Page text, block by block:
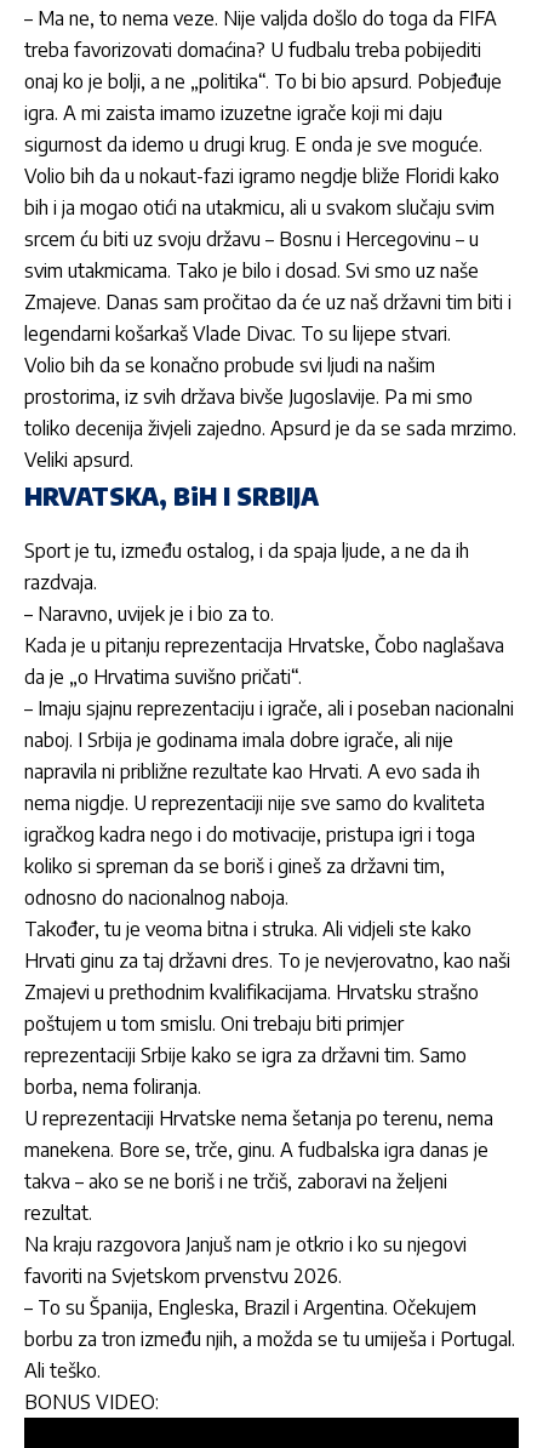
– Ma ne, to nema veze. Nije valjda došlo do toga da FIFA
treba favorizovati domaćina? U fudbalu treba pobijediti
onaj ko je bolji, a ne „politika“. To bi bio apsurd. Pobjeđuje
igra. A mi zaista imamo izuzetne igrače koji mi daju
sigurnost da idemo u drugi krug. E onda je sve moguće.
Volio bih da u nokaut-fazi igramo negdje bliže Floridi kako
bih i ja mogao otići na utakmicu, ali u svakom slučaju svim
srcem ću biti uz svoju državu – Bosnu i Hercegovinu – u
svim utakmicama. Tako je bilo i dosad. Svi smo uz naše
Zmajeve. Danas sam pročitao da će uz naš državni tim biti i
legendarni košarkaš Vlade Divac. To su lijepe stvari.
Volio bih da se konačno probude svi ljudi na našim
prostorima, iz svih država bivše Jugoslavije. Pa mi smo
toliko decenija živjeli zajedno. Apsurd je da se sada mrzimo.
Veliki apsurd.
HRVATSKA, BiH I SRBIJA
Sport je tu, između ostalog, i da spaja ljude, a ne da ih
razdvaja.
– Naravno, uvijek je i bio za to.
Kada je u pitanju reprezentacija Hrvatske, Čobo naglašava
da je „o Hrvatima suvišno pričati“.
– Imaju sjajnu reprezentaciju i igrače, ali i poseban nacionalni
naboj. I Srbija je godinama imala dobre igrače, ali nije
napravila ni približne rezultate kao Hrvati. A evo sada ih
nema nigdje. U reprezentaciji nije sve samo do kvaliteta
igračkog kadra nego i do motivacije, pristupa igri i toga
koliko si spreman da se boriš i gineš za državni tim,
odnosno do nacionalnog naboja.
Također, tu je veoma bitna i struka. Ali vidjeli ste kako
Hrvati ginu za taj državni dres. To je nevjerovatno, kao naši
Zmajevi u prethodnim kvalifikacijama. Hrvatsku strašno
poštujem u tom smislu. Oni trebaju biti primjer
reprezentaciji Srbije kako se igra za državni tim. Samo
borba, nema foliranja.
U reprezentaciji Hrvatske nema šetanja po terenu, nema
manekena. Bore se, trče, ginu. A fudbalska igra danas je
takva – ako se ne boriš i ne trčiš, zaboravi na željeni
rezultat.
Na kraju razgovora Janjuš nam je otkrio i ko su njegovi
favoriti na Svjetskom prvenstvu 2026.
– To su Španija, Engleska, Brazil i Argentina. Očekujem
borbu za tron između njih, a možda se tu umiješa i Portugal.
Ali teško.
BONUS VIDEO: